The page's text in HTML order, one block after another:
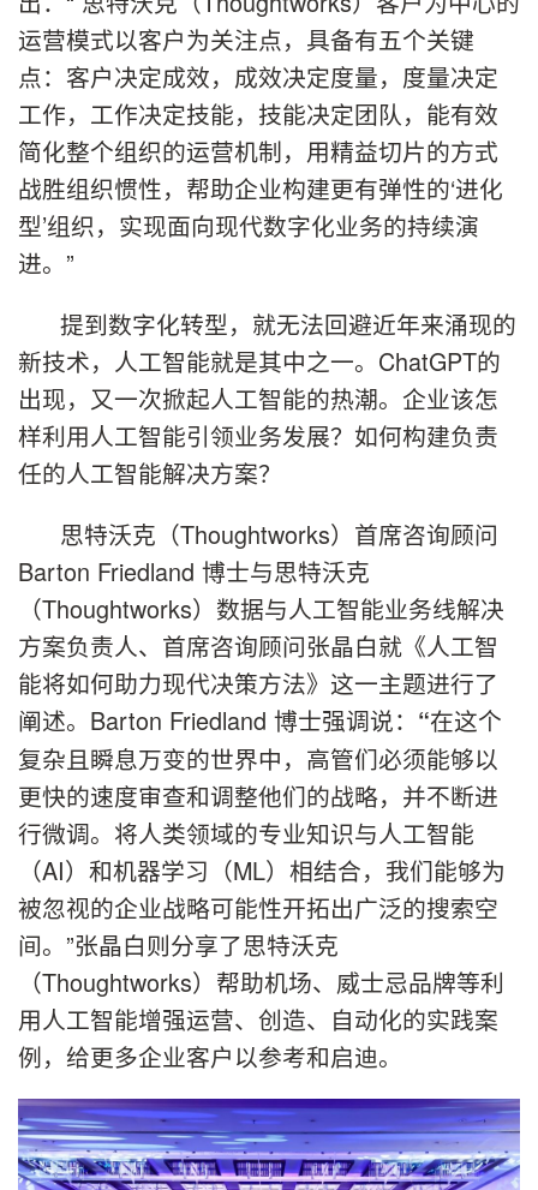
运营模式以客户为关注点，具备有五个关键
点：客户决定成效，成效决定度量，度量决定
工作，工作决定技能，技能决定团队，能有效
简化整个组织的运营机制，用精益切片的方式
战胜组织惯性，帮助企业构建更有弹性的‘进化
型’组织，实现面向现代数字化业务的持续演
进。”
提到数字化转型，就无法回避近年来涌现的
新技术，人工智能就是其中之一。ChatGPT的
出现，又一次掀起人工智能的热潮。企业该怎
样利用人工智能引领业务发展？如何构建负责
任的人工智能解决方案？
思特沃克（Thoughtworks）首席咨询顾问
Barton Friedland 博士与思特沃克
（Thoughtworks）数据与人工智能业务线解决
方案负责人、首席咨询顾问张晶白就《人工智
能将如何助力现代决策方法》这一主题进行了
阐述。Barton Friedland 博士强调说： “在这个
复杂且瞬息万变的世界中，高管们必须能够以
更快的速度审查和调整他们的战略，并不断进
行微调。将人类领域的专业知识与人工智能
（AI）和机器学习（ML）相结合，我们能够为
被忽视的企业战略可能性开拓出广泛的搜索空
间。”张晶白则分享了思特沃克
（Thoughtworks）帮助机场、威士忌品牌等利
用人工智能增强运营、创造、自动化的实践案
例，给更多企业客户以参考和启迪。